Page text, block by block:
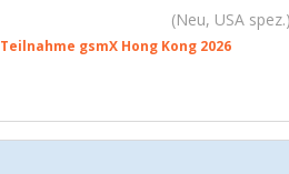
Neu, USA spez.
Teilnahme gsmX Hong Kong 2026